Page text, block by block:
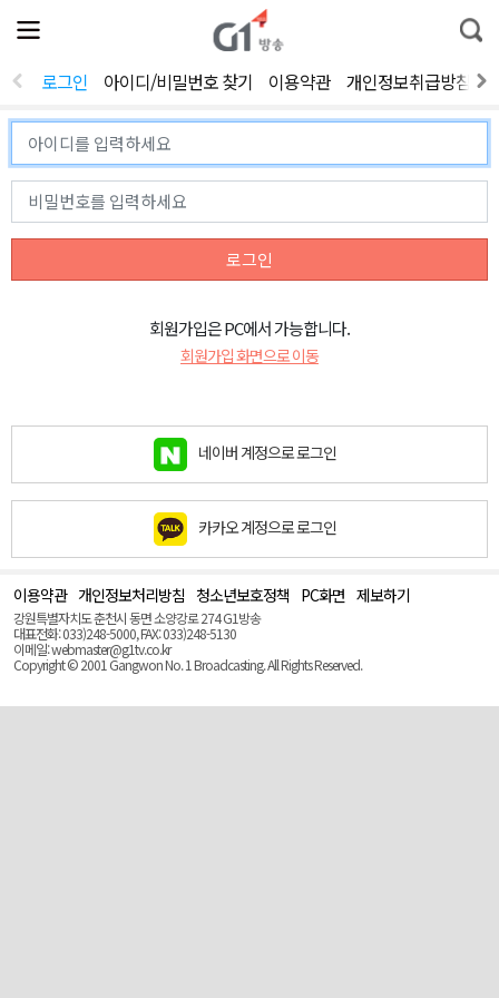
전
체
뉴
열
통
합
색
로그인 아이디/비밀번호 찾기 이용약관 개인정보취급방침
로그인
회원가입은 PC에서 가능합니다.
회원가입 화면으로 이동
네이버 계정으로 로그인
카카오 계정으로 로그인
이용약관 개인정보처리방침 청소년보호정책 PC화면 제보하기
강원특별자치도 춘천시 동면 소양강로 274 G1방송
대표전화: 033)248-5000, FAX: 033)248-5130
이메일: webmaster@g1tv.co.kr
Copyright © 2001 Gangwon No. 1 Broadcasting. All Rights Reserved.